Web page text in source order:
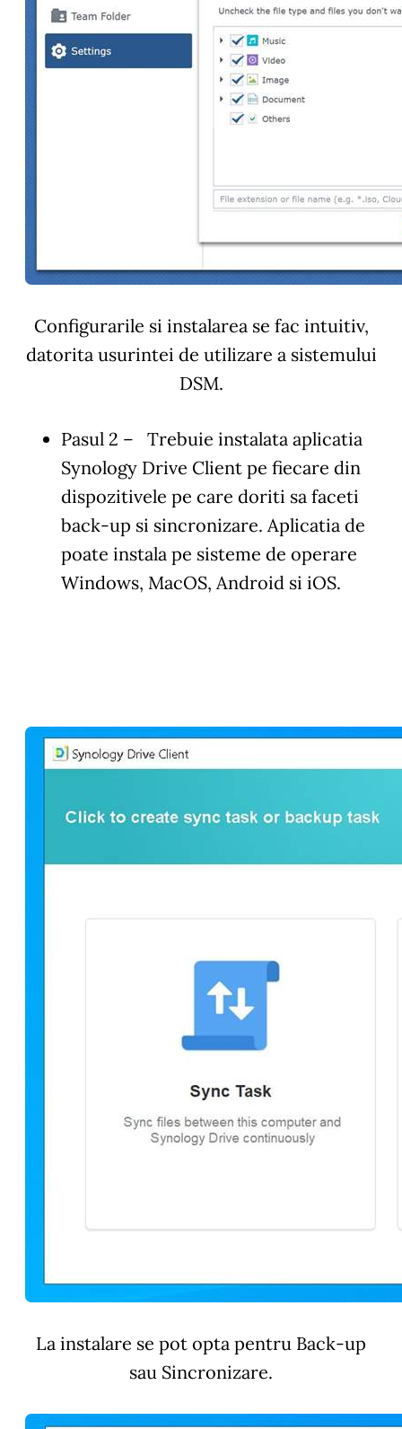
Configurarile si instalarea se fac intuitiv,
datorita usurintei de utilizare a sistemului
DSM.
Pasul 2 – Trebuie instalata aplicatia
Synology Drive Client pe fiecare din
dispozitivele pe care doriti sa faceti
back-up si sincronizare. Aplicatia de
poate instala pe sisteme de operare
Windows, MacOS, Android si iOS.
La instalare se pot opta pentru Back-up
sau Sincronizare.